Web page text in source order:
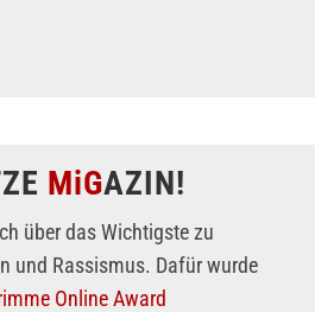
MiGAZIN!
über das Wichtigste zu
und Rassismus. Dafür wurde
Online Award